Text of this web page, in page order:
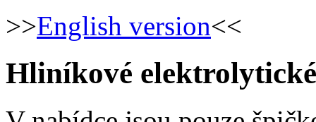
>>English version<<
Hliníkové